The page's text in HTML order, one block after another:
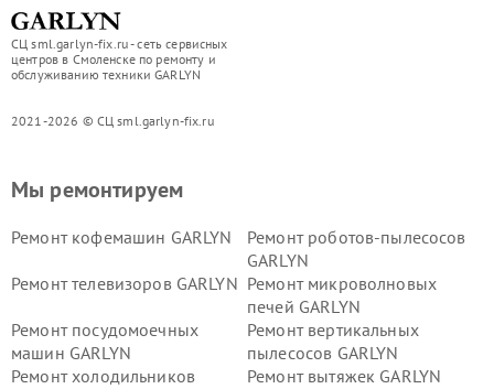
СЦ sml.garlyn-fix.ru - сеть сервисных
центров в Смоленске по ремонту и
обслуживанию техники GARLYN
2021-2026 © СЦ sml.garlyn-fix.ru
Мы ремонтируем
Ремонт кофемашин GARLYN
Ремонт роботов-пылесосов
GARLYN
Ремонт телевизоров GARLYN Ремонт микроволновых
печей GARLYN
Ремонт посудомоечных
машин GARLYN
Ремонт вертикальных
пылесосов GARLYN
Ремонт холодильников
Ремонт вытяжек GARLYN